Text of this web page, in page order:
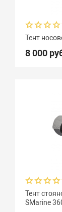
Тент
8 000
Тент
SMarine